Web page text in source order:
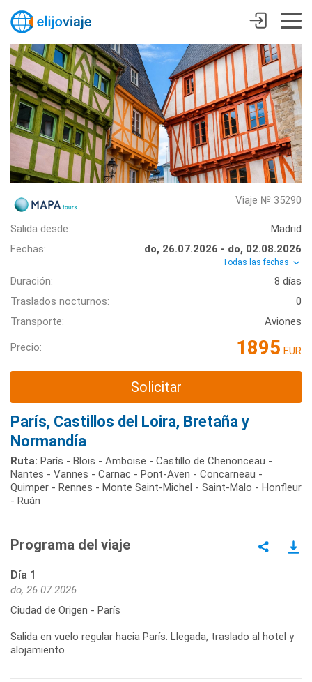
Viaje № 35290
Salida desde:
Madrid
Fechas:
do, 26.07.2026 - do, 02.08.2026
Todas las fechas
Duración:
8 días
Traslados nocturnos:
0
Transporte:
Aviones
Precio: 1895 EUR
Solicitar
París, Castillos del Loira, Bretaña y
Normandía
Ruta: París - Blois - Amboise - Castillo de Chenonceau -
Nantes - Vannes - Carnac - Pont-Aven - Concarneau -
Quimper - Rennes - Monte Saint-Michel - Saint-Malo - Honfleur
- Ruán
Programa del viaje
Día 1
do, 26.07.2026
Ciudad de Origen - París
Salida en vuelo regular hacia París. Llegada, traslado al hotel y